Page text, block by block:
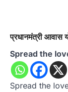
प्रधानमंत्री आवास
Spread the
Spread the